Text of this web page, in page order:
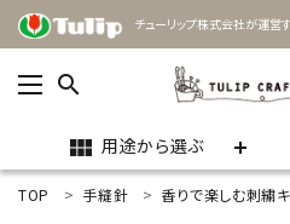
チューリップ株式会社が運営
search
view_module 用途から選ぶ
ACCOUNT MENU
TOP 手縫針 香りで楽しむ刺繍キ